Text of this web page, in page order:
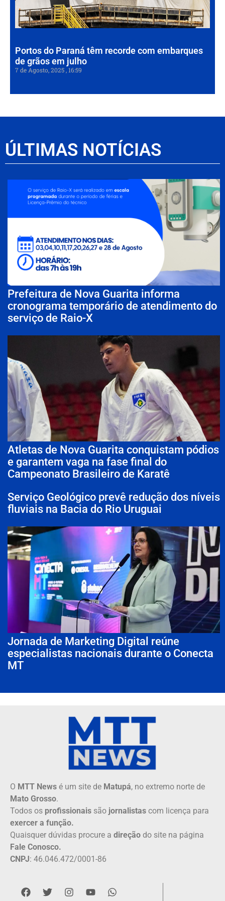
Portos do Paraná têm recorde com embarques
de grãos em julho
7 de Agosto, 2025 16:59
ÚLTIMAS NOTÍCIAS
Prefeitura de Nova Guarita informa
cronograma temporário de atendimento do
serviço de Raio-X
Atletas de Nova Guarita conquistam pódios
e garantem vaga na fase final do
Campeonato Brasileiro de Karatê
Serviço Geológico prevê redução dos níveis
fluviais na Bacia do Rio Uruguai
Jornada de Marketing Digital reúne
especialistas nacionais durante o Conecta
MT
O MTT News é um site de Matupá, no extremo norte de
Mato Grosso.
Todos os profissionais são jornalistas com licença para
exercer a função.
Quaisquer dúvidas procure a direção do site na página
Fale Conosco.
CNPJ: 46.046.472/0001-86